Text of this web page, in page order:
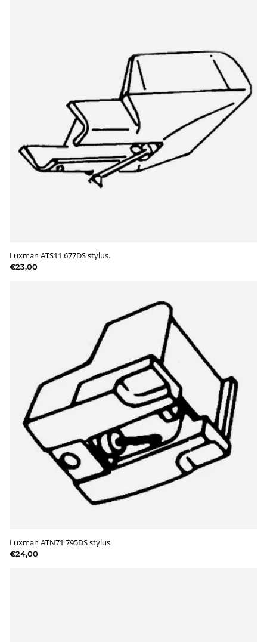
Luxman ATS11 677DS stylus.
€23,00
Luxman ATN71 795DS stylus
€24,00